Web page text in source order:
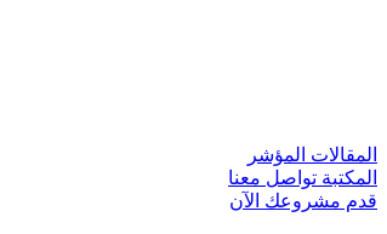
المقالات المؤشر
المكتبة تواصل معنا
قدم مشروعك الآن